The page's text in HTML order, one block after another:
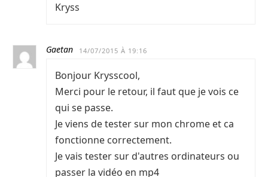
Kryss
Gaetan 14/07/2015 À 19:16
Bonjour Krysscool,
Merci pour le retour, il faut que je vois ce
qui se passe.
Je viens de tester sur mon chrome et ca
fonctionne correctement.
Je vais tester sur d'autres ordinateurs ou
passer la vidéo en mp4